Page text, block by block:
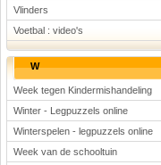
Vlinders
Voetbal : video's
W
Week tegen Kindermishandeling
Winter - Legpuzzels online
Winterspelen - legpuzzels online
Week van de schooltuin